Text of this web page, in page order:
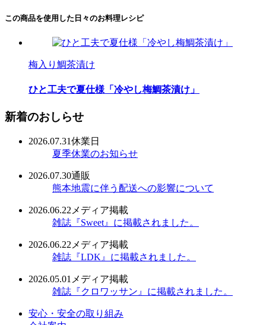
この商品を使用した日々のお料理レシピ
梅入り鯛茶漬け
ひと工夫で夏仕様「冷やし梅鯛茶漬け」
新着のおしらせ
2026.07.31休業日
夏季休業のお知らせ
2026.07.30通販
熊本地震に伴う配送への影響について
2026.06.22 メディア掲載
雑誌『Sweet』に掲載されました。
2026.06.22 メディア掲載
雑誌『LDK』に掲載されました。
2026.05.01 メディア掲載
雑誌『クロワッサン』に掲載されました。
安心・安全の取り組み